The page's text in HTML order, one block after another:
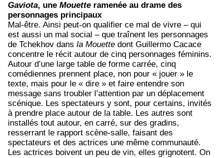
Gaviota, une Mouette ramenée au drame des
personnages principaux
Mal-être. Ainsi peut-on qualifier ce mal de vivre – qui
est aussi un mal social – que traînent les personnages
de Tchekhov dans la Mouette dont Guillermo Cacace
concentre le récit autour de cinq personnages féminins.
Autour d’une large table de forme carrée, cinq
comédiennes prennent place, non pour « jouer » le
texte, mais pour le « dire » et faire entendre son
message sans troubler l’attention par un déplacement
scénique. Les spectateurs y sont, pour certains, invités
à prendre place autour de la table. Les autres sont
installés tout autour, en carré, sur des gradins,
resserrant le rapport scène-salle, faisant des
spectateurs et des actrices une même communauté.
Les actrices boivent un peu de vin, elles grignotent. On